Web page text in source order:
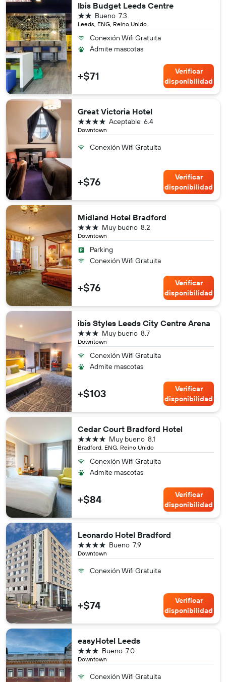
Ibis Budget Leeds Centre
Leeds, ENG, Reino Unido
7.3
Bueno
2 estrellas
Conexión Wifi Gratuita
Admite mascotas
+$71
Verificar
disponibilidad
Great Victoria Hotel
Downtown
6.4
Aceptable
4 estrellas
Conexión Wifi Gratuita
+$76
Verificar
disponibilidad
Midland Hotel Bradford
Downtown
8.2
Muy bueno
3 estrellas
Parking
Conexión Wifi Gratuita
+$76
Verificar
disponibilidad
ibis Styles Leeds City Centre Arena
Downtown
8.7
Muy bueno
3 estrellas
Conexión Wifi Gratuita
Admite mascotas
+$103
Verificar
disponibilidad
Cedar Court Bradford Hotel
Bradford, ENG, Reino Unido
8.1
Muy bueno
4 estrellas
Conexión Wifi Gratuita
Admite mascotas
+$84
Verificar
disponibilidad
Leonardo Hotel Bradford
Downtown
7.9
Bueno
4 estrellas
Conexión Wifi Gratuita
+$74
Verificar
disponibilidad
easyHotel Leeds
Downtown
7.0
Bueno
3 estrellas
Conexión Wifi Gratuita